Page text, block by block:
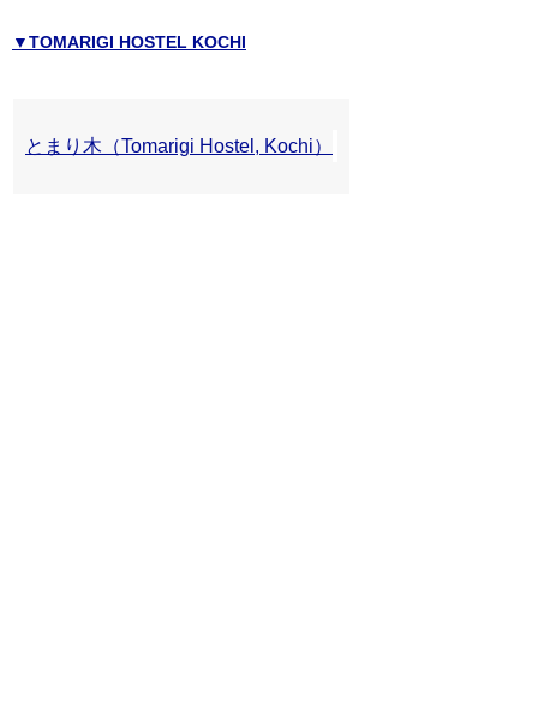
▼TOMARIGI HOSTEL KOCHI
とまり木（Tomarigi Hostel, Kochi）